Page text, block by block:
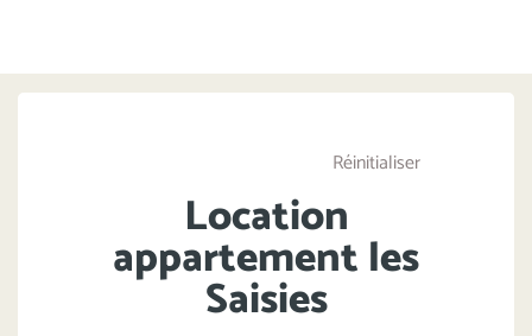
Réinitialiser
Location
appartement les
Saisies